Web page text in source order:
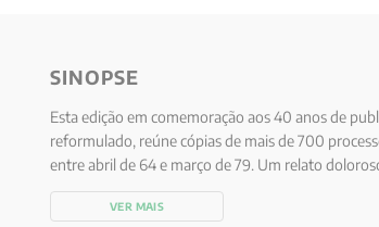
SINOPSE
Esta edição em comemoração aos 40 anos de
reformulado, reúne cópias de mais de 700
entre abril de 64 e março de 79. Um relato
Brasil na época da Ditadura Militar. Segundo
desumana, é o meio mais inadequado para nos
VER MAIS